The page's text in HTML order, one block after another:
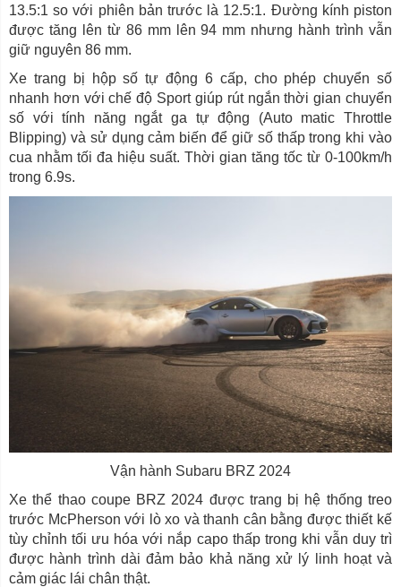
13.5:1 so với phiên bản trước là 12.5:1. Đường kính piston
được tăng lên từ 86 mm lên 94 mm nhưng hành trình vẫn
giữ nguyên 86 mm.
Xe trang bị hộp số tự động 6 cấp, cho phép chuyển số
nhanh hơn với chế độ Sport giúp rút ngắn thời gian chuyển
số với tính năng ngắt ga tự động (Auto matic Throttle
Blipping) và sử dụng cảm biến để giữ số thấp trong khi vào
cua nhằm tối đa hiệu suất. Thời gian tăng tốc từ 0-100km/h
trong 6.9s.
Vận hành Subaru BRZ 2024
Xe thể thao coupe BRZ 2024 được trang bị hệ thống treo
trước McPherson với lò xo và thanh cân bằng được thiết kế
tùy chỉnh tối ưu hóa với nắp capo thấp trong khi vẫn duy trì
được hành trình dài đảm bảo khả năng xử lý linh hoạt và
cảm giác lái chân thật.